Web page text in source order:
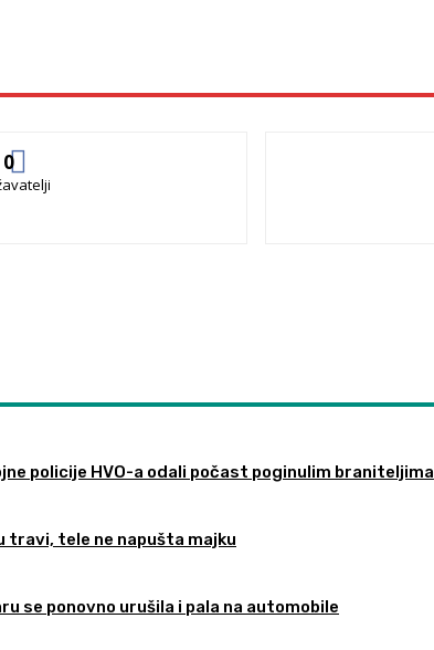
0
policije HVO-a odali počast poginulim braniteljima
travi, tele ne napušta majku
se ponovno urušila i pala na automobile